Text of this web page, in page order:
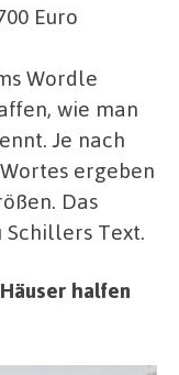
Euro
Wordle
wie man
Je nach
ergeben
Das
Schillers Text.
halfen